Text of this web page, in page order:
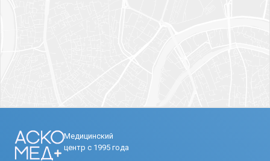
Медицинский
центр с 1995 года